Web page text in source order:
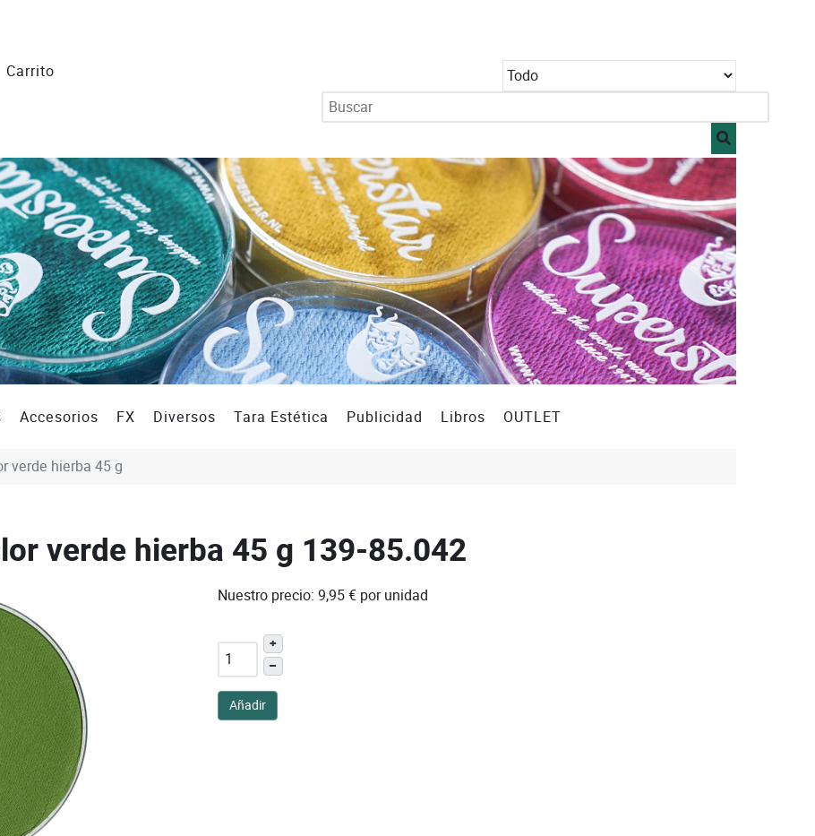
Carrito
Accesorios FX Diversos Tara Estética Publicidad Libros OUTLET
verde hierba 45 g
verde hierba 45 g 139-85.042
Nuestro precio: 9,95 € por unidad
+
–
Añadir